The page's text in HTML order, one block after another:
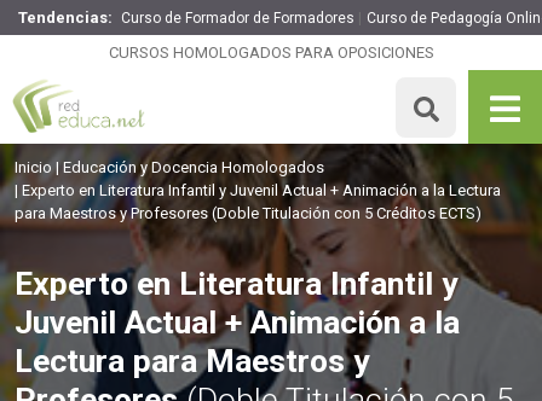
Tendencias: Curso de Formador de Formadores Curso de Pedagogía
CURSOS HOMOLOGADOS PARA OPOSICIONES
Experto en Literatura Infantil y Juvenil Actual + Animación
a la Lectura para Maestros y Profesores
375 H
Inicio
Educación y Docencia Homologados
Experto en Literatura Infantil y Juvenil Actual + Animación a la Lectura
para Maestros y Profesores (Doble Titulación con 5 Créditos ECTS)
Experto en Literatura Infantil y
Juvenil Actual + Animación a la
Lectura para Maestros y